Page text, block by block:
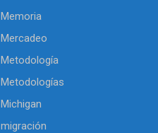
Memoria
Mercadeo
Metodología
Metodologías
Michigan
migración